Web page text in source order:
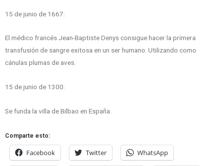
15 de junio de 1667:
El médico francés Jean-Baptiste Denys consigue hacer la primera
transfusión de sangre exitosa en un ser humano. Utilizando como
cánulas plumas de aves.
15 de junio de 1300:
Se funda la villa de Bilbao en España.
Comparte esto:
Facebook Twitter WhatsApp